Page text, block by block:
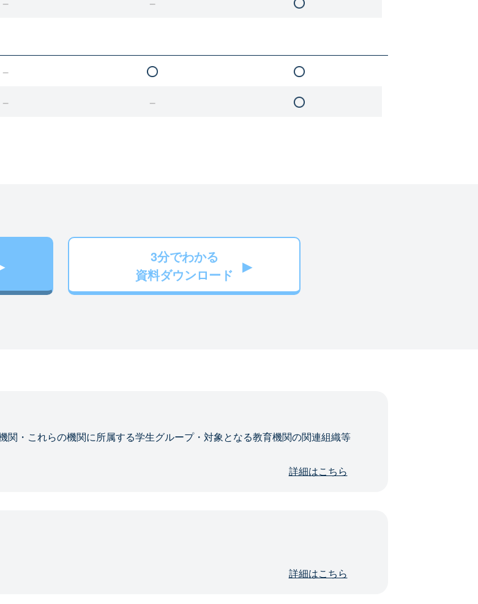
3分でわかる
資料ダウンロード
関・これらの機関に所属する学生グループ・対象となる教育機関の関連組織等
詳細はこちら
詳細はこちら